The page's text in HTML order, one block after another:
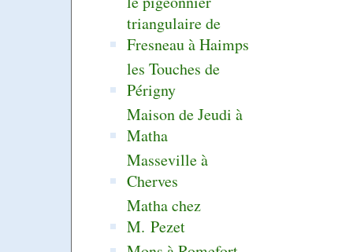
triangulaire de
Fresneau à Haimps
les Touches de
Périgny
Maison de Jeudi à
Matha
Masseville à
Cherves
Matha chez
M. Pezet